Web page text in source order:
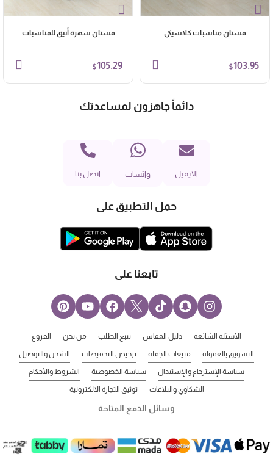
فستان مناسبات كلاسيكي
$103.95
فستان سهرة أنيق للمناسبات
$105.29
دائماً جاهزون لمساعدتك
الايميل واتساب اتصل بنا
حمل التطبيق على
تابعنا على
الأسئلة الشائعة دليل المقاس تتبع الطلب من نحن الفروع
التسويق بالعموله مبيعات الجملة ترخيص التخفيضات الشحن والتوصيل
سياسة الإسترجاع والإستبدال سياسة الخصوصية الشروط والأحكام
الشكاوي والبلاغات توثيق التجارة الالكترونية
وسائل الدفع المتاحة